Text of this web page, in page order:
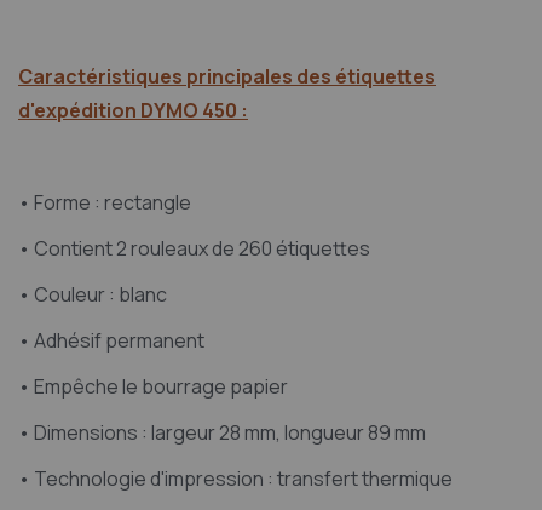
Caractéristiques principales des étiquettes
d'expédition DYMO 450 :
• Forme : rectangle
• Contient 2 rouleaux de 260 étiquettes
• Couleur : blanc
• Adhésif permanent
• Empêche le bourrage papier
• Dimensions : largeur 28 mm, longueur 89 mm
• Technologie d'impression : transfert thermique